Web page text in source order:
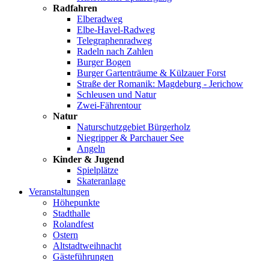
Radfahren
Elberadweg
Elbe-Havel-Radweg
Telegraphenradweg
Radeln nach Zahlen
Burger Bogen
Burger Gartenträume & Külzauer Forst
Straße der Romanik: Magdeburg - Jerichow
Schleusen und Natur
Zwei-Fährentour
Natur
Naturschutzgebiet Bürgerholz
Niegripper & Parchauer See
Angeln
Kinder & Jugend
Spielplätze
Skateranlage
Veranstaltungen
Höhepunkte
Stadthalle
Rolandfest
Ostern
Altstadtweihnacht
Gästeführungen